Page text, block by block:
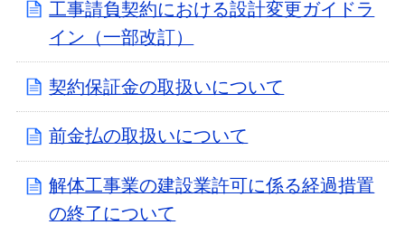
工事請負契約における設計変更ガイドラ
イン（一部改訂）
契約保証金の取扱いについて
前金払の取扱いについて
解体工事業の建設業許可に係る経過措置
の終了について